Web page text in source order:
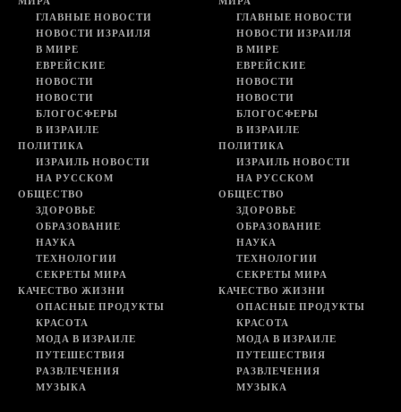
ГЛАВНЫЕ НОВОСТИ
НОВОСТИ ИЗРАИЛЯ
В МИРЕ
ЕВРЕЙСКИЕ
НОВОСТИ
НОВОСТИ
БЛОГОСФЕРЫ
В ИЗРАИЛЕ
ПОЛИТИКА
ИЗРАИЛЬ НОВОСТИ
НА РУССКОМ
ОБЩЕСТВО
ЗДОРОВЬЕ
ОБРАЗОВАНИЕ
НАУКА
ТЕХНОЛОГИИ
СЕКРЕТЫ МИРА
КАЧЕСТВО ЖИЗНИ
ОПАСНЫЕ ПРОДУКТЫ
КРАСОТА
МОДА В ИЗРАИЛЕ
ПУТЕШЕСТВИЯ
РАЗВЛЕЧЕНИЯ
МУЗЫКА
ГЛАВНЫЕ НОВОСТИ
НОВОСТИ ИЗРАИЛЯ
В МИРЕ
ЕВРЕЙСКИЕ
НОВОСТИ
НОВОСТИ
БЛОГОСФЕРЫ
В ИЗРАИЛЕ
ПОЛИТИКА
ИЗРАИЛЬ НОВОСТИ
НА РУССКОМ
ОБЩЕСТВО
ЗДОРОВЬЕ
ОБРАЗОВАНИЕ
НАУКА
ТЕХНОЛОГИИ
СЕКРЕТЫ МИРА
КАЧЕСТВО ЖИЗНИ
ОПАСНЫЕ ПРОДУКТЫ
КРАСОТА
МОДА В ИЗРАИЛЕ
ПУТЕШЕСТВИЯ
РАЗВЛЕЧЕНИЯ
МУЗЫКА